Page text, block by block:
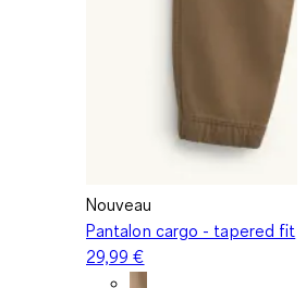
Nouveau
Pantalon cargo - tapered fit
29,99 €